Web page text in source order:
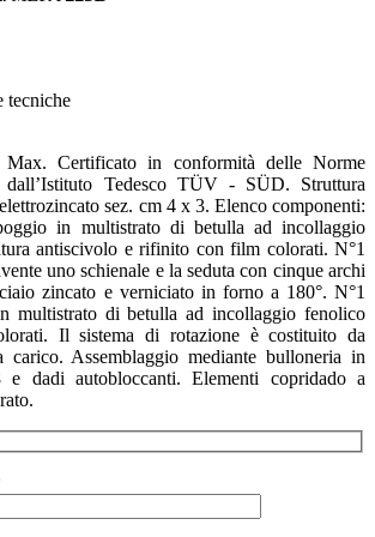
tecniche
Certificato in conformità delle Norme
Tedesco TÜV - SÜD. Struttura
sez. cm 4 x 3. Elenco componenti:
in multistrato di betulla ad incollaggio
antiscivolo e rifinito con film colorati. N°1
uno schienale e la seduta con cinque archi
zincato e verniciato in forno a 180°. N°1
multistrato di betulla ad incollaggio fenolico
Il sistema di rotazione è costituito da
Assemblaggio mediante bulloneria in
e dadi autobloccanti. Elementi copridado a